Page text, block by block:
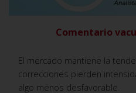
Comentario
El mercado mantiene la
correcciones pierden
algo menos desfavorable.